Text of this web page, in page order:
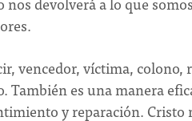
vencedor, víctima,
También es una manera
y reparación. Cristo